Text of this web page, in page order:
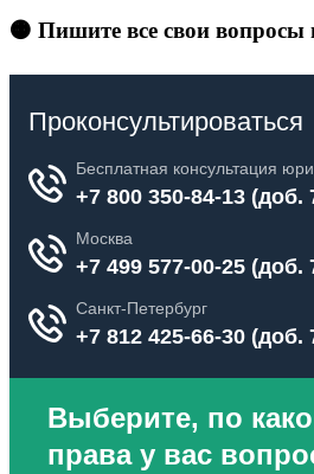
🟠 Пишите все свои